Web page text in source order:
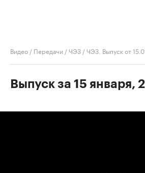
Видео / Передачи /ЧЭЗ /ЧЭЗ. Выпуск от
Выпуск за 15 января,